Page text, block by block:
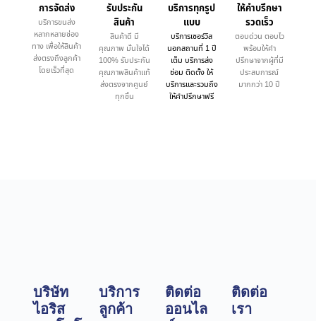
การจัดส่ง
บริการขนส่ง
หลากหลายช่อง
ทาง เพื่อให้สินค้า
ส่งตรงถึงลูกค้า
โดยเร็วที่สุด
รับประกัน
สินค้า
สินค้าดี มี
คุณภาพ มั่นใจได้
100% รับประกัน
คุณภาพสินค้าแท้
ส่งตรงจากศูนย์
ทุกชิ้น
บริการทุกรูป
แบบ
บริการเซอร์วิส
นอกสถานที่ 1 ปี
เต็ม บริการส่ง
ซ่อม ติดตั้ง ให้
บริการและรวมถึง
ให้คำปรึกษาฟรี
ให้คำบรึกษา
รวดเร็ว
ตอบด่วน ตอบไว
พร้อมให้คำ
ปรึกษาจากผู้ที่มี
ประสบการณ์
มากกว่า 10 ปี
บริษัท
ไอริส
บริการ
ลูกค้า
ติดต่อ
ออนไล
ติดต่อ
เรา